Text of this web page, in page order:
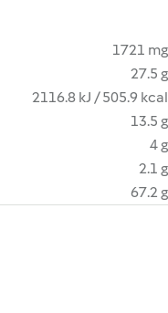
1721 mg
27.5 g
2116.8 kJ / 505.9 kcal
13.5 g
4 g
2.1 g
67.2 g